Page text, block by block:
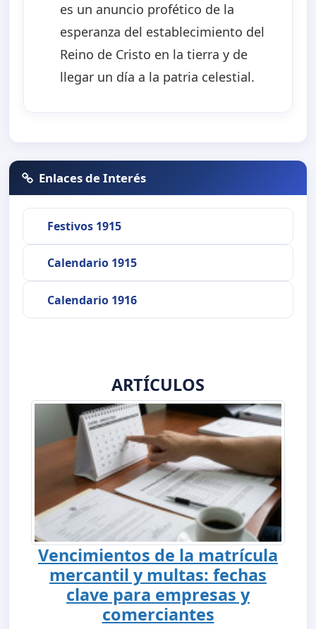
es un anuncio profético de la
esperanza del establecimiento del
Reino de Cristo en la tierra y de
llegar un día a la patria celestial.
Enlaces de Interés
Festivos 1915
Calendario 1915
Calendario 1916
ARTÍCULOS
Vencimientos de la matrícula
mercantil y multas: fechas
clave para empresas y
comerciantes